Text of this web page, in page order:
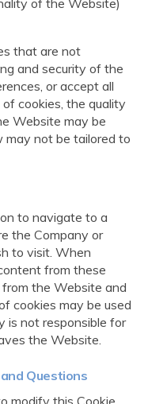
of the Website)
that are not
and security of the
or accept all
cookies, the quality
Website may be
may not be tailored to
to navigate to a
the Company or
to visit. When
from these
the Website and
cookies may be used
is not responsible for
the Website.
Questions